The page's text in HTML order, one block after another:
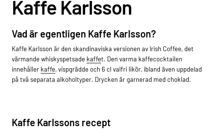
Kaffe Karlsson
Vad är egentligen Kaffe Karlsson?
Kaffe Karlsson är den skandinaviska versionen av Irish Coffee, det
värmande whiskyspetsade kaffet. Den varma kaffecocktailen
innehåller kaffe, vispgrädde och 6 cl valfri likör, ibland även uppdelad
på två separata alkoholtyper. Drycken är garnerad med choklad.
Kaffe Karlssons recept